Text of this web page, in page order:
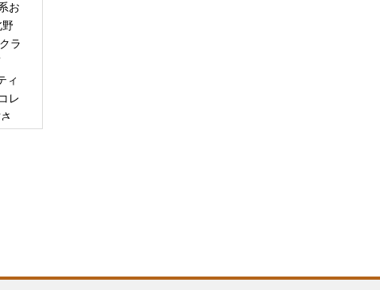
お
野
ラ
ィ
レ